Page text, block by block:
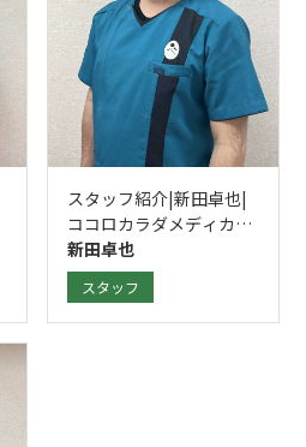
スタッフ紹介|新田卓也|
ココロカラダメディカル
整体院 立川南口院
新田卓也
スタッフ